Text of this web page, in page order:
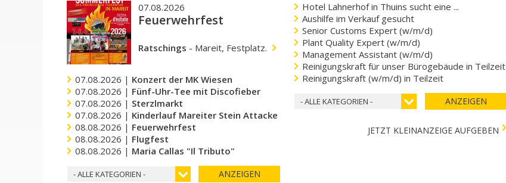
07.08.2026
Feuerwehrfest
Ratschings - Mareit, Festplatz.
07.08.2026 | Konzert der MK Wiesen
07.08.2026 | Fünf-Uhr-Tee mit Discofieber
07.08.2026 | Sterzlmarkt
07.08.2026 | Kinderlauf Mareiter Stein Attacke
08.08.2026 | Feuerwehrfest
08.08.2026 | Flugfest
08.08.2026 | Maria Callas "Il Tributo"
- ALLE KATEGORIEN - ANZEIGEN
Hotel Lahnerhof in Thuins sucht eine ...
Aushilfe im Verkauf gesucht
Senior Customs Expert (w/m/d)
Plant Quality Expert (w/m/d)
Management Assistant (w/m/d)
Reinigungskraft für unser Bürogebäude in Teilzeit
Reinigungskraft (w/m/d) in Teilzeit
- ALLE KATEGORIEN - ANZEIGEN
JETZT KLEINANZEIGE AUFGEBEN